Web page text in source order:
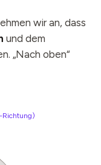
wir an, dass
und dem
„Nach oben“
Richtung)